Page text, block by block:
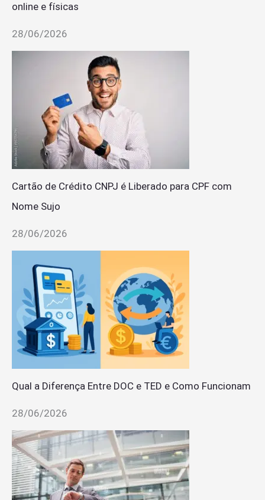
online e físicas
28/06/2026
Cartão de Crédito CNPJ é Liberado para CPF com
Nome Sujo
28/06/2026
Qual a Diferença Entre DOC e TED e Como Funcionam
28/06/2026